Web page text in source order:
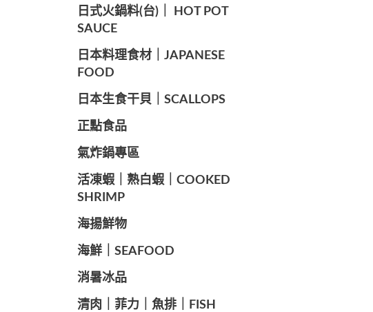
️日式火鍋料(台)｜ HOT POT
SAUCE
️日本料理食材｜JAPANESE
FOOD
日本生食干貝｜SCALLOPS
正點食品
️氣炸鍋專區
️活凍蝦｜熟白蝦｜COOKED
SHRIMP
海揚鮮物
海鮮｜SEAFOOD
️消暑冰品
️清肉｜菲力｜魚排｜FISH